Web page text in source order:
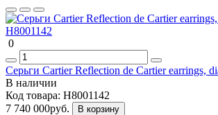
0
Серьги Cartier Reflection de Cartier earrings,
В наличии
Код товара: H8001142
7 740 000руб.
В корзину